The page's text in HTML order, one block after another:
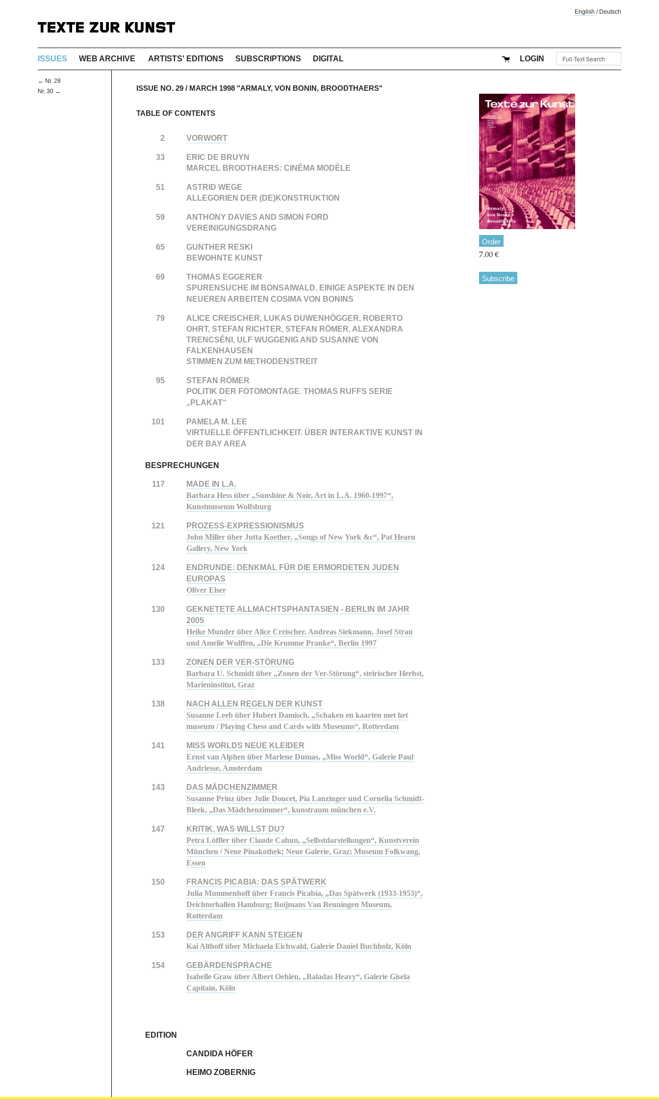
English / Deutsch
ISSUES WEB ARCHIVE ARTISTS' EDITIONS SUBSCRIPTIONS DIGITAL LOGIN
← Nr. 28
Nr. 30 →
ISSUE NO. 29 / MARCH 1998 "ARMALY, VON BONIN, BROODTHAERS"
TABLE OF CONTENTS
2 VORWORT
33
ERIC DE BRUYN
MARCEL BRODTHAERS: CINÉMA MODÈLE
51
ASTRID WEGE
ALLEGORIEN DER (DE)KONSTRUKTION
59
ANTHONY DAVIES AND SIMON FORD
VEREINIGUNGSDRANG
65
GUNTHER RESKI
BEWOHNTE KUNST
69
THOMAS EGGERER
SPURENSUCHE IM BONSAIWALD. EINIGE ASPEKTE IN DEN
NEUEREN ARBEITEN COSIMA VON BONINS
79
ALICE CREISCHER, LUKAS DUWENHÖGGER, ROBERTO
OHRT, STEFAN RICHTER, STEFAN RÖMER, ALEXANDRA
TRENCSÉNI, ULF WUGGENIG AND SUSANNE VON
FALKENHAUSEN
STIMMEN ZUM METHODENSTREIT
95
STEFAN RÖMER
POLITIK DER FOTOMONTAGE. THOMAS RUFFS SERIE
„PLAKAT“
101
PAMELA M. LEE
VIRTUELLE ÖFFENTLICHKEIT. ÜBER INTERAKTIVE KUNST IN
DER BAY AREA
BESPRECHUNGEN
117
MADE IN L.A.
Barbara Hess über „Sunshine & Noir, Art in L.A. 1960-1997“,
Kunstmuseum Wolfsburg
121
PROZESS-EXPRESSIONISMUS
John Miller über Jutta Koether, „Songs of New York &c“, Pat Hearn
Gallery, New York
124
ENDRUNDE: DENKMAL FÜR DIE ERMORDETEN JUDEN
EUROPAS
Oliver Elser
130
GEKNETETE ALLMACHTSPHANTASIEN - BERLIN IM JAHR
2005
Heike Munder über Alice Creischer, Andreas Siekmann, Josef Strau
und Amelie Wulffen, „Die Krumme Pranke“, Berlin 1997
133
ZONEN DER VER-STÖRUNG
Barbara U. Schmidt über „Zonen der Ver-Störung“, steirischer Herbst,
Marieninstitut, Graz
138
NACH ALLEN REGELN DER KUNST
Susanne Leeb über Hubert Damisch, „Schaken en kaarten met het
museum / Playing Chess and Cards with Museums“, Rotterdam
141
MISS WORLDS NEUE KLEIDER
Ernst van Alphen über Marlene Dumas, „Miss World“, Galerie Paul
Andriesse, Amsterdam
143
DAS MÄDCHENZIMMER
Susanne Prinz über Julie Doucet, Pia Lanzinger und Cornelia Schmidt-
Bleek, „Das Mädchenzimmer“, kunstraum münchen e.V.
147
KRITIK, WAS WILLST DU?
Petra Löffler über Claude Cahun, „Selbstdarstellungen“, Kunstverein
München / Neue Pinakothek; Neue Galerie, Graz; Museum Folkwang,
Essen
150
FRANCIS PICABIA: DAS SPÄTWERK
Julia Mummenhoff über Francis Picabia, „Das Spätwerk (1933-1953)“,
Deichtorhallen Hamburg; Boijmans Van Beuningen Museum,
Rotterdam
153
DER ANGRIFF KANN STEIGEN
Kai Althoff über Michaela Eichwald, Galerie Daniel Buchholz, Köln
154
GEBÄRDENSPRACHE
Isabelle Graw über Albert Oehlen, „Baladas Heavy“, Galerie Gisela
Capitain, Köln
EDITION
CANDIDA HÖFER
HEIMO ZOBERNIG
Order
7.00 €
Subscribe